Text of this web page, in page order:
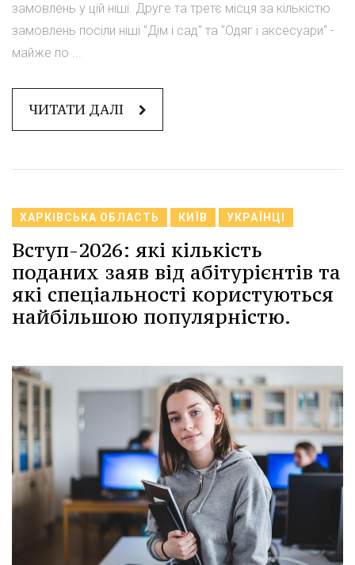
замовлень у цій ніші. Друге та третє місця за кількістю
замовлень посіли ніші "Дім і сад" та "Одяг і аксесуари" -
майже по ...
ЧИТАТИ ДАЛІ
ХАРКІВСЬКА ОБЛАСТЬ КИЇВ УКРАЇНЦІ
Вступ-2026: які кількість
поданих заяв від абітурієнтів та
які спеціальності користуються
найбільшою популярністю.